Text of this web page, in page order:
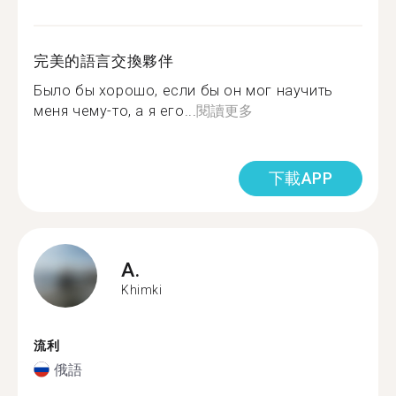
完美的語言交換夥伴
Было бы хорошо, если бы он мог научить
меня чему-то, а я его...閱讀更多
下載APP
A.
Khimki
流利
俄語